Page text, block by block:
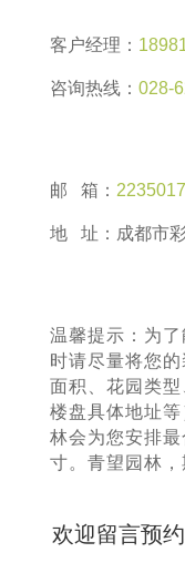
客户经理：
咨询热线： 028-
邮 箱：
地 址：成都市
温馨提示：为
时请尽量将您
面积、花园类型
楼盘具体地址
林会为您安排
寸。青望园林，
欢迎留言预